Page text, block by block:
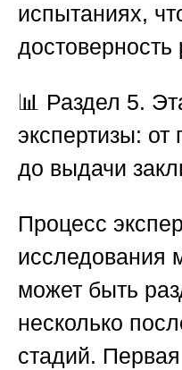
испытаниях,
достоверность
📊 Раздел 5.
экспертизы:
до выдачи
Процесс
исследования
может быть
несколько
стадий.